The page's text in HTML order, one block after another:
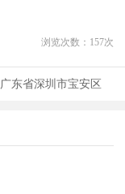
浏览次数： 157次
广东省深圳市宝安区